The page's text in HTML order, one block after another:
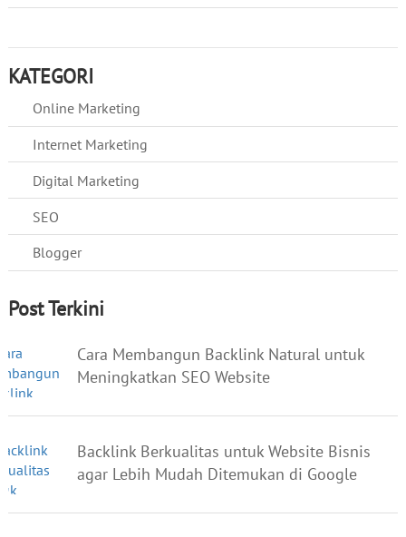
KATEGORI
Online Marketing
Internet Marketing
Digital Marketing
SEO
Blogger
Post Terkini
Cara Membangun Backlink Natural untuk
Meningkatkan SEO Website
Backlink Berkualitas untuk Website Bisnis
agar Lebih Mudah Ditemukan di Google